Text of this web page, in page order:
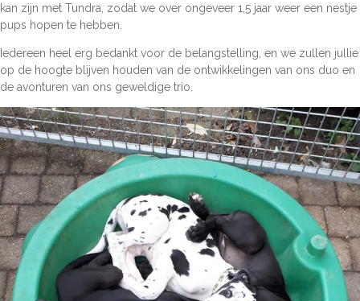
kan zijn met Tundra, zodat we over ongeveer 1,5 jaar weer een nestje
pups hopen te hebben.
Iedereen heel erg bedankt voor de belangstelling, en we zullen jullie
op de hoogte blijven houden van de ontwikkelingen van ons duo en
de avonturen van ons geweldige trio.